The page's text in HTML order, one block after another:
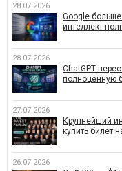
28.07.2026
Google
интеллект
28.07.2026
ChatGPT
полноценную
27.07.2026
Крупнейший
купить билет
26.07.2026